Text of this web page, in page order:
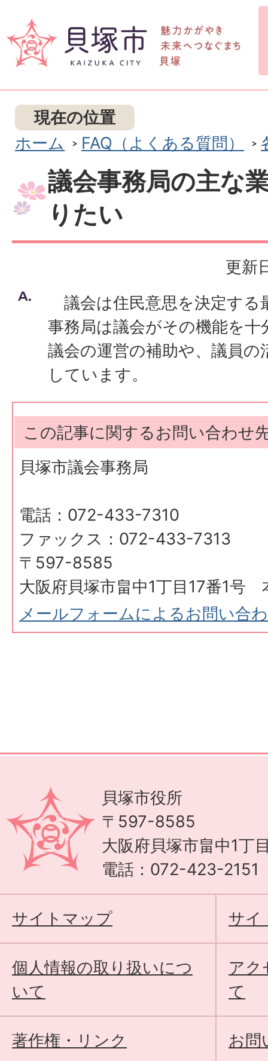
現在の位置
ホーム
FAQ（よくある質問）
議会事務局の主な
りたい
更新
議会は住民意思を決定する
事務局は議会がその機能を
議会の運営の補助や、議員の
しています。
この記事に関するお問い合わせ
貝塚市議会事務局
電話：072-433-7310
ファックス：072-433-7313
〒597-8585
大阪府貝塚市畠中1丁目17番1号
メールフォームによるお問い合
貝塚市役所
〒597-8585
大阪府貝塚市畠中1丁
電話：072-423-2151
サイトマップ サイ
個人情報の取り扱いにつ
いて
アク
て
著作権・リンク お問